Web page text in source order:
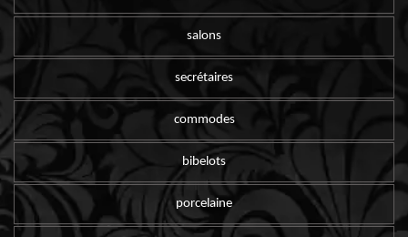
salons
secrétaires
commodes
bibelots
porcelaine